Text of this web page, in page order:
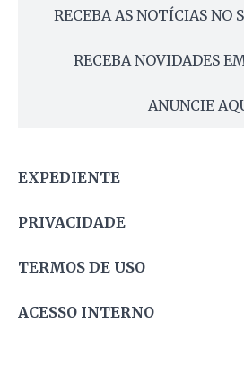
RECEBA AS NOTÍCIAS NO
RECEBA NOVIDADES
ANUNCIE
EXPEDIENTE
PRIVACIDADE
TERMOS DE USO
ACESSO INTERNO